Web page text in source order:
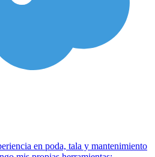
en poda, tala y mantenimiento